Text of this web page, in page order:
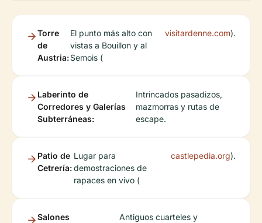
Torre
de
Austria:
El punto más alto con
vistas a Bouillon y al
Semois (
visitardenne.com).
Laberinto de
Corredores y Galerías
Subterráneas:
Intrincados pasadizos,
mazmorras y rutas de
escape.
Patio de
Cetrería:
Lugar para
demostraciones de
rapaces en vivo (
castlepedia.org).
Salones
Antiguos cuarteles y